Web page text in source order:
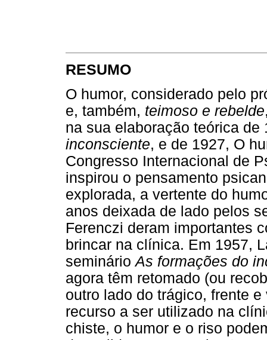
RESUMO
O humor, considerado pelo
e, também, teimoso e rebelde
na sua elaboração teórica de
inconsciente, e de 1927, O
Congresso Internacional de
inspirou o pensamento
explorada, a vertente do
anos deixada de lado pelos
Ferenczi deram importantes
brincar na clínica. Em 1957,
seminárioAs formações do
agora têm retomado (ou
outro lado do trágico, frente
recurso a ser utilizado na
chiste, o humor e o riso